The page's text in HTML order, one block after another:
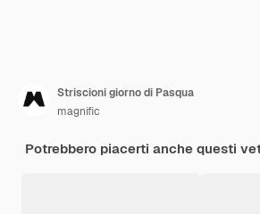
Striscioni giorno di Pasqua
magnific
Potrebbero piacerti anche questi